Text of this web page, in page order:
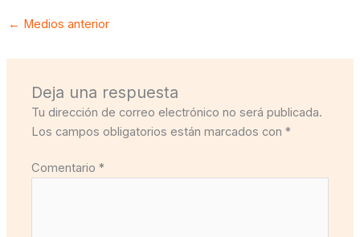
← Medios anterior
Deja una respuesta
Tu dirección de correo electrónico no será publicada.
Los campos obligatorios están marcados con*
Comentario*